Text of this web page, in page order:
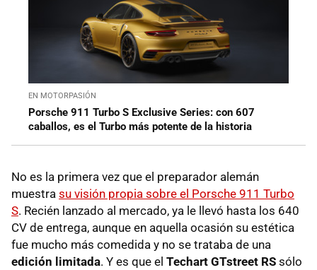
EN MOTORPASIÓN
Porsche 911 Turbo S Exclusive Series: con 607
caballos, es el Turbo más potente de la historia
No es la primera vez que el preparador alemán
muestra su visión propia sobre el Porsche 911 Turbo
S. Recién lanzado al mercado, ya le llevó hasta los 640
CV de entrega, aunque en aquella ocasión su estética
fue mucho más comedida y no se trataba de una
edición limitada. Y es que el Techart GTstreet RS sólo